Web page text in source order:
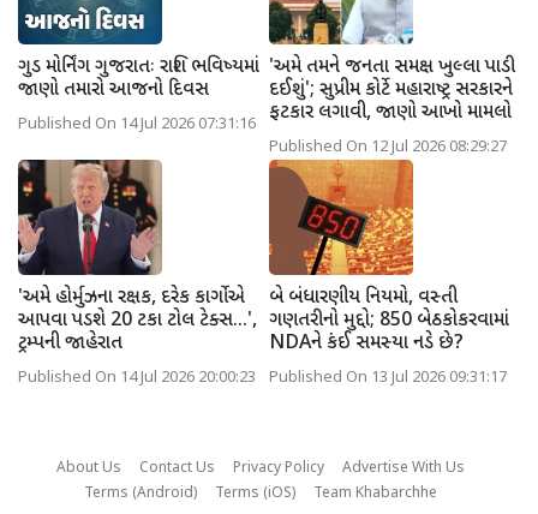
ગુડ મોર્નિંગ ગુજરાતઃ રાશિ ભવિષ્યમાં
જાણો તમારો આજનો દિવસ
Published On 14 Jul 2026 07:31:16
'અમે તમને જનતા સમક્ષ ખુલ્લા પાડી
દઈશું'; સુપ્રીમ કોર્ટે મહારાષ્ટ્ર સરકારને
ફટકાર લગાવી, જાણો આખો મામલો
Published On 12 Jul 2026 08:29:27
'અમે હોર્મુઝના રક્ષક, દરેક કાર્ગોએ
આપવા પડશે 20 ટકા ટોલ ટેક્સ...',
ટ્રમ્પની જાહેરાત
Published On 14 Jul 2026 20:00:23
બે બંધારણીય નિયમો, વસ્તી
ગણતરીનો મુદ્દો; 850 બેઠકોકરવામાં
NDAને કંઈ સમસ્યા નડે છે?
Published On 13 Jul 2026 09:31:17
About Us Contact Us Privacy Policy
Advertise With Us
Terms (Android)
Terms (iOS) Team Khabarchhe